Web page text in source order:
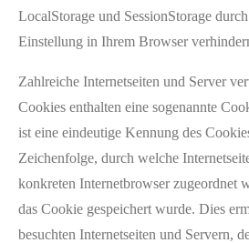
LocalStorage und SessionStorage
Einstellung in Ihrem Browser
Zahlreiche Internetseiten und Server
Cookies enthalten eine sogenannte
ist eine eindeutige Kennung des
Zeichenfolge, durch welche
konkreten Internetbrowser zugeordnet
das Cookie gespeichert wurde. Dies
besuchten Internetseiten und Servern,